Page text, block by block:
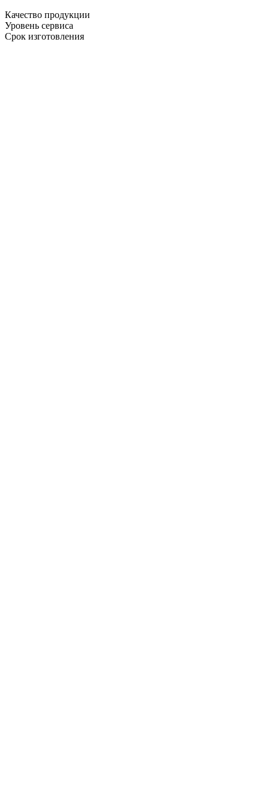
Качество продукции
Уровень сервиса
Срок изготовления